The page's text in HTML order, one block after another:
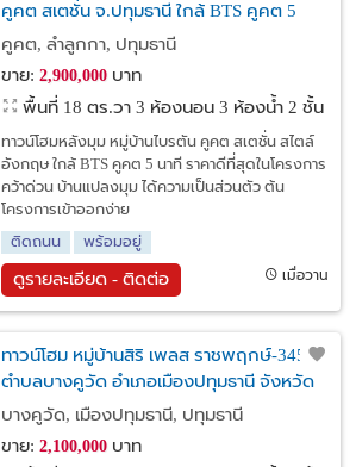
คูคต สเตชั่น จ.ปทุมธานี ใกล้ BTS คูคต 5
นาที แค่ 2.9 ล้าน
คูคต, ลำลูกกา, ปทุมธานี
ขาย: 2,900,000บาท
พื้นที่ 18 ตร.วา 3 ห้องนอน 3 ห้องน้ำ 2 ชั้น
ทาวน์โฮมหลังมุม หมู่บ้านไบรตัน คูคต สเตชั่น สไตล์
อังกฤษ ใกล้ BTS คูคต 5 นาที ราคาดีที่สุดในโครงการ
คว้าด่วน บ้านแปลงมุม ได้ความเป็นส่วนตัว ต้น
โครงการเข้าออกง่าย
ติดถนน
พร้อมอยู่
ดูรายละเอียด - ติดต่อ เมื่อวาน
ทาวน์โฮม หมู่บ้านสิริ เพลส ราชพฤกษ์-345
ตำบลบางคูวัด อำเภอเมืองปทุมธานี จังหวัด
ปทุมธานี
บางคูวัด, เมืองปทุมธานี, ปทุมธานี
ขาย: 2,100,000บาท